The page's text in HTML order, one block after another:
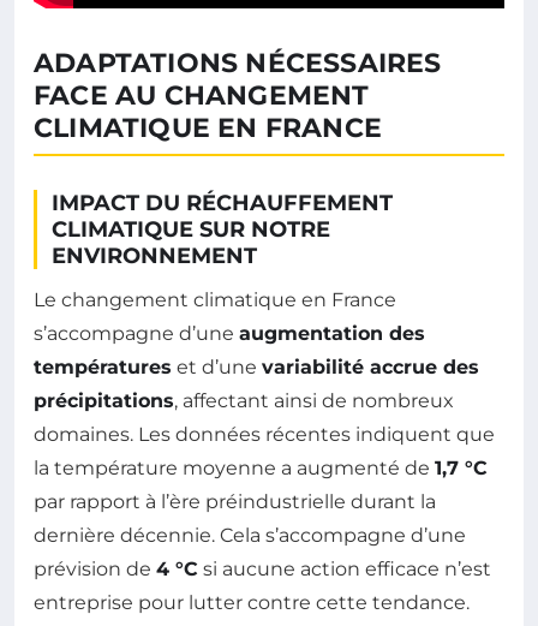
ADAPTATIONS NÉCESSAIRES
FACE AU CHANGEMENT
CLIMATIQUE EN FRANCE
IMPACT DU RÉCHAUFFEMENT
CLIMATIQUE SUR NOTRE
ENVIRONNEMENT
Le changement climatique en France
s’accompagne d’une augmentation des
températures et d’une variabilité accrue des
précipitations, affectant ainsi de nombreux
domaines. Les données récentes indiquent que
la température moyenne a augmenté de 1,7 °C
par rapport à l’ère préindustrielle durant la
dernière décennie. Cela s’accompagne d’une
prévision de 4 °C si aucune action efficace n’est
entreprise pour lutter contre cette tendance.